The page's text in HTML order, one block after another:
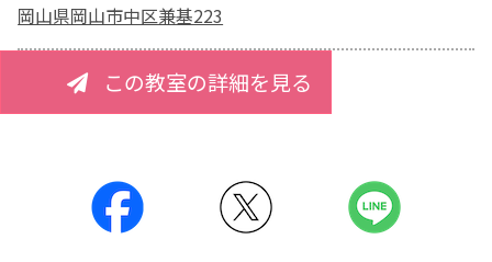
岡山県岡山市中区兼基223
この教室の詳細を見る